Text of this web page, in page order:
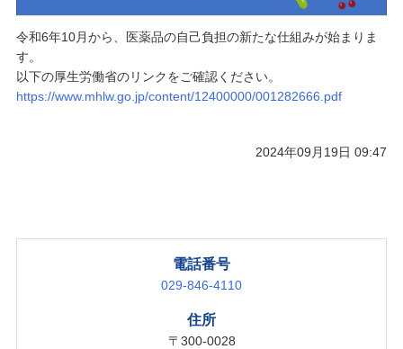
令和6年10月から、医薬品の自己負担の新たな仕組みが始まりま
す。
以下の厚生労働省のリンクをご確認ください。
https://www.mhlw.go.jp/content/12400000/001282666.pdf
2024年09月19日 09:47
電話番号
029-846-4110
住所
〒300-0028